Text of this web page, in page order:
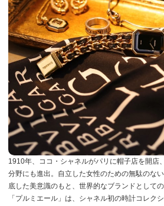
1910年、ココ・シャネルがパリに帽子店を開店
分野にも進出。自立した女性のための無駄のな
底した美意識のもと、世界的なブランドとして
「プルミエール」は、シャネル初の時計コレク